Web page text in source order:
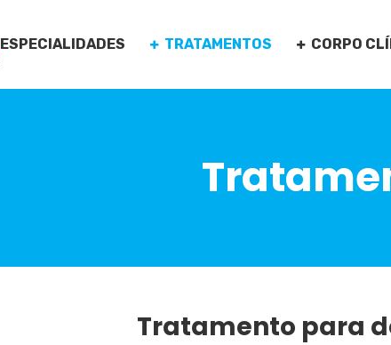
ESPECIALIDADES TRATAMENTOS CORPO
Tratamento para